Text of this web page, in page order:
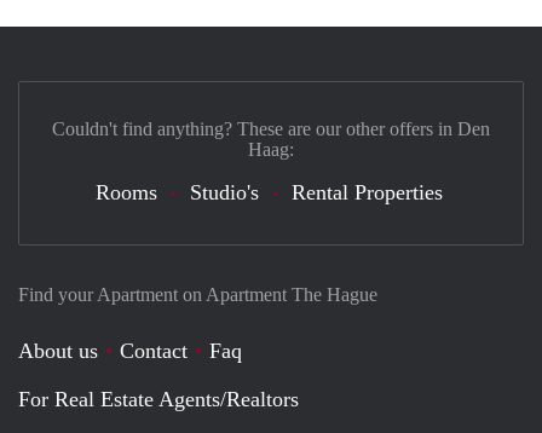
Find your Apartment on Apartment The Hague
About us Contact
Faq
For Real Estate Agents/Realtors
Couldn't find anything? These are our other offers in Den
Haag:
Rooms Studio's Rental Properties